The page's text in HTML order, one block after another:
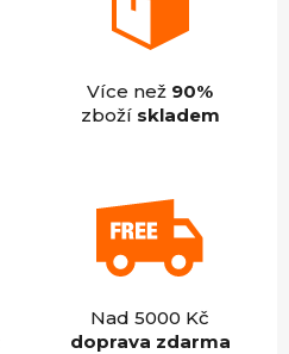
Více než 90%
zboží skladem
Nad 5000 Kč
doprava zdarma